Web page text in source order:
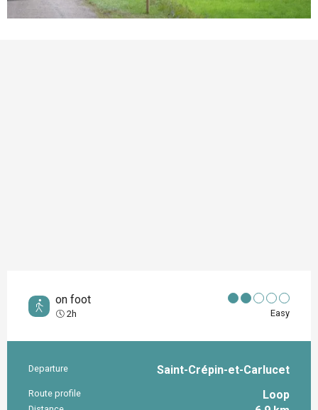
on foot
2h Easy
Practical information
Departure Saint-Crépin-et-Carlucet
Route profile Loop